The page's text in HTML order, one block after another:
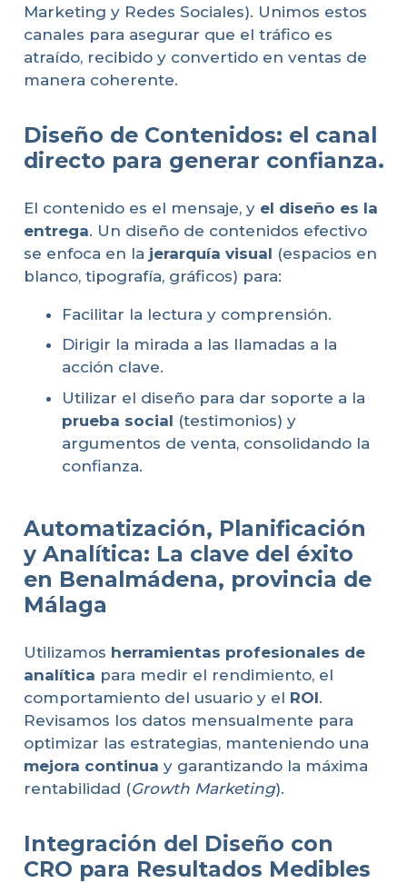
Marketing y Redes Sociales). Unimos estos
canales para asegurar que el tráfico es
atraído, recibido y convertido en ventas de
manera coherente.
Diseño de Contenidos: el canal
directo para generar confianza.
El contenido es el mensaje, y el diseño es la
entrega. Un diseño de contenidos efectivo
se enfoca en la jerarquía visual (espacios en
blanco, tipografía, gráficos) para:
Facilitar la lectura y comprensión.
Dirigir la mirada a las llamadas a la
acción clave.
Utilizar el diseño para dar soporte a la
prueba social (testimonios) y
argumentos de venta, consolidando la
confianza.
Automatización, Planificación
y Analítica: La clave del éxito
en Benalmádena, provincia de
Málaga
Utilizamos herramientas profesionales de
analítica para medir el rendimiento, el
comportamiento del usuario y el ROI.
Revisamos los datos mensualmente para
optimizar las estrategias, manteniendo una
mejora continua y garantizando la máxima
rentabilidad (Growth Marketing).
Integración del Diseño con
CRO para Resultados Medibles